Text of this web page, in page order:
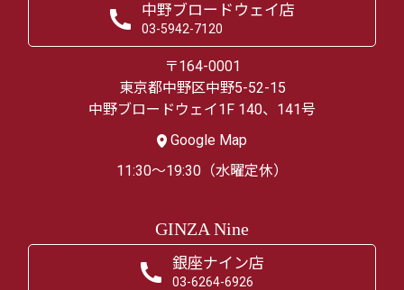
中野ブロードウェイ店
03-5942-7120
〒164-0001
東京都中野区中野5-52-15
中野ブロードウェイ1F 140、141号
Google Map
11:30～19:30（水曜定休）
GINZA Nine
銀座ナイン店
03-6264-6926